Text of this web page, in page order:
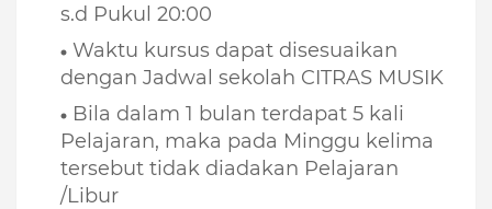
s.d Pukul 20:00
Waktu kursus dapat disesuaikan
dengan Jadwal sekolah CITRAS MUSIK
Bila dalam 1 bulan terdapat 5 kali
Pelajaran, maka pada Minggu kelima
tersebut tidak diadakan Pelajaran
/Libur